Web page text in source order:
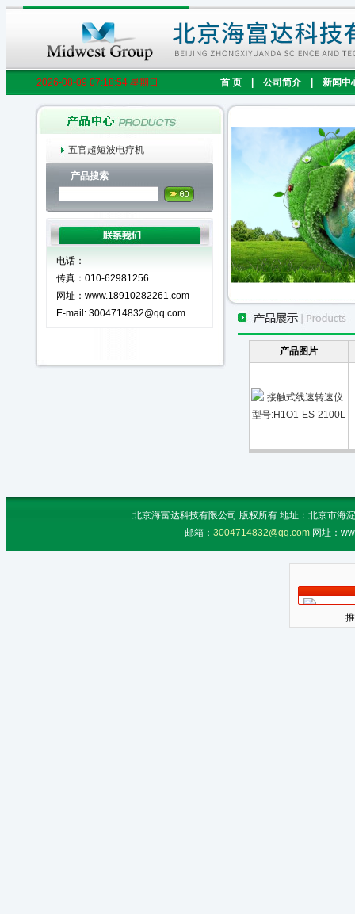
2026-08-09 07:18:55 星期日 首 页 公司简介 新闻中
五官超短波电疗机
产品搜索
电话：
传真：010-62981256
网址：www.18910282261.com
E-mail: 3004714832@qq.com
产品图片
北京海富达科技有限公司 版权所有 地址：北京市海
邮箱： 3004714832@qq.com 网址：